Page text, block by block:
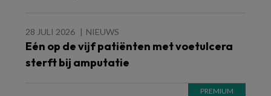
28 JULI 2026 NIEUWS
Eén op de vijf patiënten met voetulcera
sterft bij amputatie